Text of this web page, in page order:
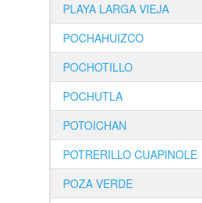
PLAYA LARGA VIEJA
POCHAHUIZCO
POCHOTILLO
POCHUTLA
POTOICHAN
POTRERILLO CUAPINOLE
POZA VERDE